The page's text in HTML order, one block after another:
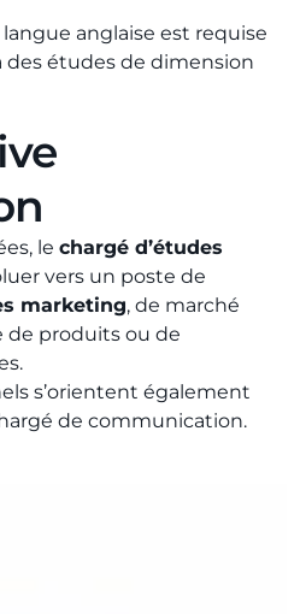
anglaise est requise
des études de dimension
le chargé d’études
vers un poste de
marketing, de marché
de produits ou de
s’orientent également
de communication.